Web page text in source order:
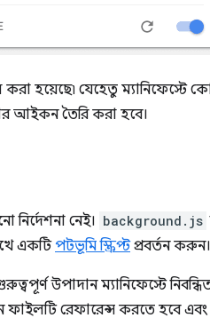
হয়েছে৷ যেহেতু ম্যানিফেস্টে
আইকন তৈরি করা হবে।
নেই। background.js
একটিপটভূমি স্ক্রিপ্টপ্রবর্তন করুন।
উপাদান ম্যানিফেস্টে
ফাইলটি রেফারেন্স করতে হবে